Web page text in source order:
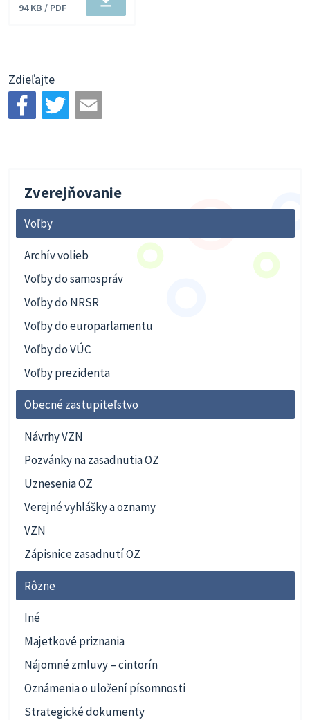
Stiahnuť
94 KB / PDF
Zdieľajte
Zverejňovanie
Voľby
Archív volieb
Voľby do samospráv
Voľby do NRSR
Voľby do europarlamentu
Voľby do VÚC
Voľby prezidenta
Obecné zastupiteľstvo
Návrhy VZN
Pozvánky na zasadnutia OZ
Uznesenia OZ
Verejné vyhlášky a oznamy
VZN
Zápisnice zasadnutí OZ
Rôzne
Iné
Majetkové priznania
Nájomné zmluvy – cintorín
Oznámenia o uložení písomnosti
Strategické dokumenty